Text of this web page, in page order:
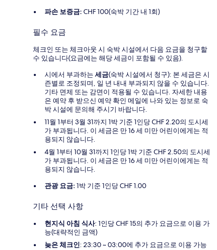
파손 보증금: CHF 100(숙박 기간 내 1회)
필수 요금
체크인 또는 체크아웃 시 숙박 시설에서 다음 요금을 청구할
수 있습니다(요금에는 해당 세금이 포함될 수 있음).
시에서 부과하는 세금(숙박 시설에서 청구): 본 세금은 시
즌별로 조정되며, 일 년 내내 부과되지 않을 수 있습니다.
기타 면제 또는 감면이 적용될 수 있습니다. 자세한 내용
은 예약 후 받으신 예약 확인 메일에 나와 있는 정보로 숙
박 시설에 문의해 주시기 바랍니다.
11월 1부터 3월 31까지 1박 기준 1인당 CHF 2.20의 도시세
가 부과됩니다. 이 세금은 만 16 세 미만 어린이에게는 적
용되지 않습니다.
4월 1부터 10월 31까지 1인당 1박 기준 CHF 2.50의 도시세
가 부과됩니다. 이 세금은 만 16 세 미만 어린이에게는 적
용되지 않습니다.
관광 요금: 1박 기준 1인당 CHF 1.00
기타 선택 사항
현지식 아침 식사: 1인당 CHF 15의 추가 요금으로 이용 가
능(대략적인 금액)
늦은 체크인: 23:30 ~ 03:00에 추가 요금으로 이용 가능